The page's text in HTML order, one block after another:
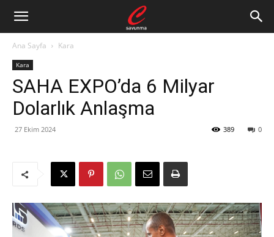
Ana Sayfa Kara
Kara
SAHA EXPO’da 6 Milyar
Dolarlık Anlaşma
27 Ekim 2024 0
389